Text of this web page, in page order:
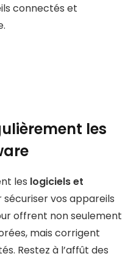
connectés et
les
les logiciels et
vos appareils
offrent non seulement
mais corrigent
Restez à l’affût des